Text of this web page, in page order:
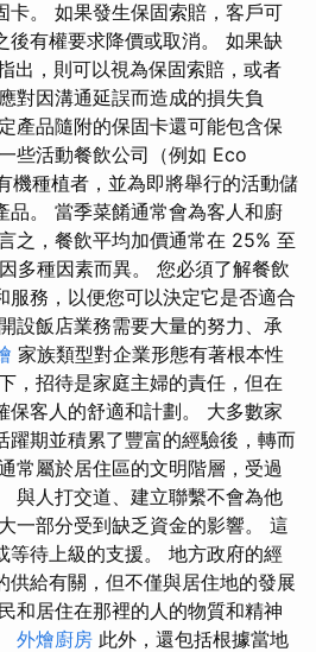
卡。 如果發生保固索賠，客戶可
後有權要求降價或取消。 如果缺
出，則可以視為保固索賠，或者
對因溝通延誤而造成的損失負
產品隨附的保固卡還可能包含保
些活動餐飲公司（例如 Eco
機種植者，並為即將舉行的活動儲
品。 當季菜餚通常會為客人和廚
之，餐飲平均加價通常在 25% 至
多種因素而異。 您必須了解餐飲
服務，以便您可以決定它是否適合
設飯店業務需要大量的努力、承
家族類型對企業形態有著根本性
，招待是家庭主婦的責任，但在
保客人的舒適和計劃。 大多數家
躍期並積累了豐富的經驗後，轉而
常屬於居住區的文明階層，受過
與人打交道、建立聯繫不會為他
一部分受到缺乏資金的影響。 這
等待上級的支援。 地方政府的經
供給有關，但不僅與居住地的發展
和居住在那裡的人的物質和精神
外燴廚房 此外，還包括根據當地